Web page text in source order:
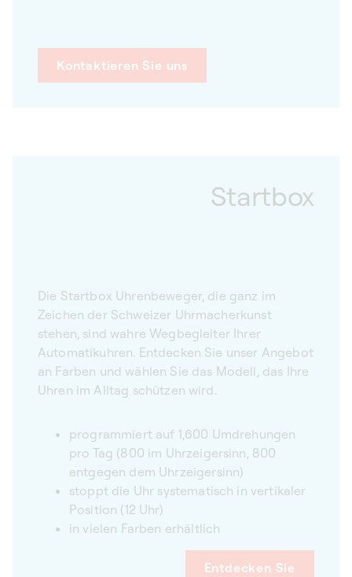
Kontaktieren Sie uns
Startbox
Die Startbox Uhrenbeweger, die ganz im
Zeichen der Schweizer Uhrmacherkunst
stehen, sind wahre Wegbegleiter Ihrer
Automatikuhren. Entdecken Sie unser Angebot
an Farben und wählen Sie das Modell, das Ihre
Uhren im Alltag schützen wird.
programmiert auf 1,600 Umdrehungen
pro Tag (800 im Uhrzeigersinn, 800
entgegen dem Uhrzeigersinn)
stoppt die Uhr systematisch in vertikaler
Position (12 Uhr)
in vielen Farben erhältlich
Entdecken Sie